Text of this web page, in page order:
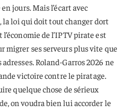
jours. Mais l’écart avec
la loi qui doit tout changer dort
de l’IPTV pirate est
migrer ses serveurs plus vite que
Roland-Garros 2026 ne
victoire contre le piratage.
quelque chose de sérieux
on voudra bien lui accorder le